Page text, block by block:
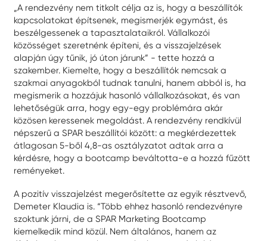
„A rendezvény nem titkolt célja az is, hogy a beszállítók
kapcsolatokat építsenek, megismerjék egymást, és
beszélgessenek a tapasztalataikról. Vállalkozói
közösséget szeretnénk építeni, és a visszajelzések
alapján úgy tűnik, jó úton járunk” - tette hozzá a
szakember. Kiemelte, hogy a beszállítók nemcsak a
szakmai anyagokból tudnak tanulni, hanem abból is, ha
megismerik a hozzájuk hasonló vállalkozásokat, és van
lehetőségük arra, hogy egy-egy problémára akár
közösen keressenek megoldást. A rendezvény rendkívül
népszerű a SPAR beszállítói között: a megkérdezettek
átlagosan 5-ből 4,8-as osztályzatot adtak arra a
kérdésre, hogy a bootcamp beváltotta-e a hozzá fűzött
reményeket.
A pozitív visszajelzést megerősítette az egyik résztvevő,
Demeter Klaudia is. “Több ehhez hasonló rendezvényre
szoktunk járni, de a SPAR Marketing Bootcamp
kiemelkedik mind közül. Nem általános, hanem az